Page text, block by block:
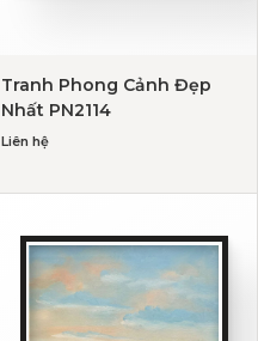
Tranh Phong Cảnh Đẹp
Nhất PN2114
Liên hệ